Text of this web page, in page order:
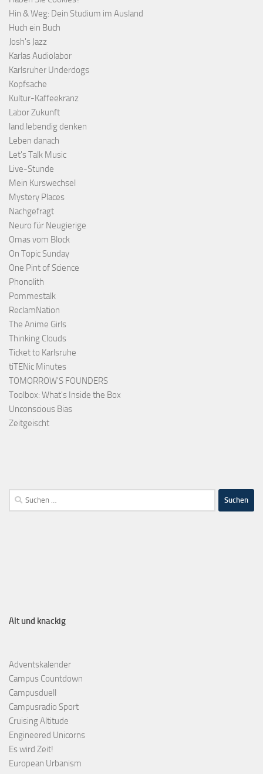
Hin & Weg: Dein Studium im Ausland
Huch ein Buch
Josh's Jazz
Karlas Audiolabor
Karlsruher Underdogs
Kopfsache
Kultur-Kaffeekranz
Labor Zukunft
land.lebendig denken
Leben danach
Let's Talk Music
Live-Stunde
Mein Kurswechsel
Mystery Places
Nachgefragt
Neuro für Neugierige
Omas vom Block
On Topic Sunday
One Pint of Science
Phonolith
Pommestalk
ReclamNation
The Anime Girls
Thinking Clouds
Ticket to Karlsruhe
tiTENic Minutes
TOMORROW'S FOUNDERS
Toolbox: What's Inside the Box
Unconscious Bias
Zeitgeischt
Alt und knackig
Adventskalender
Campus Countdown
Campusduell
Campusradio Sport
Cruising Altitude
Engineered Unicorns
Es wird Zeit!
European Urbanism